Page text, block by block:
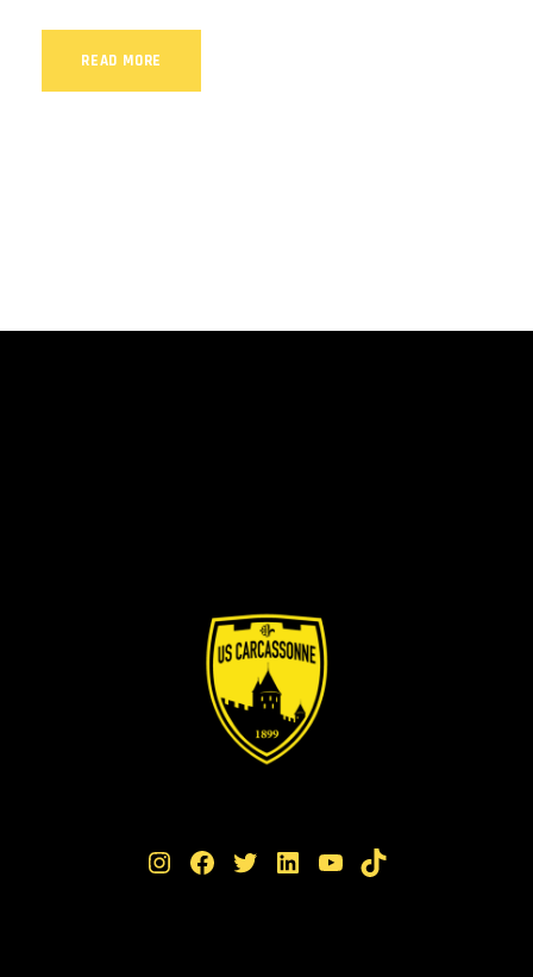
READ MORE
Instagram Facebook Twitter LinkedIn YouTube TikTok